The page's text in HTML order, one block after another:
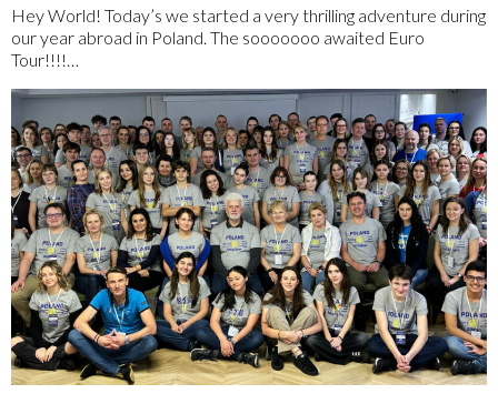
Hey World! Today’s we started a very thrilling adventure during
our year abroad in Poland. The sooooooo awaited Euro
Tour!!!!…